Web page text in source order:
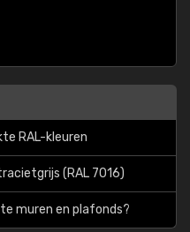
RAL-kleuren
(RAL 7016)
muren en plafonds?